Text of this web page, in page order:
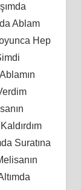
Ablam
Hep
Suratına